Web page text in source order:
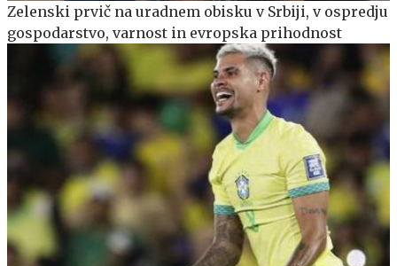
Zelenski prvič na uradnem obisku v Srbiji, v ospredju
gospodarstvo, varnost in evropska prihodnost